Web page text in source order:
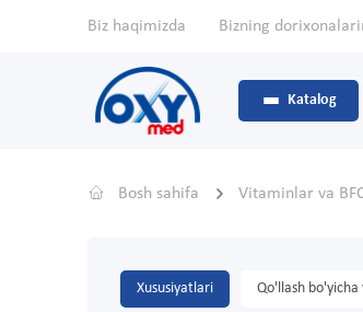
Biz haqimizda Bizning
Katalog
Bosh sahifa Vitaminlar va
Xususiyatlari Qo'llash